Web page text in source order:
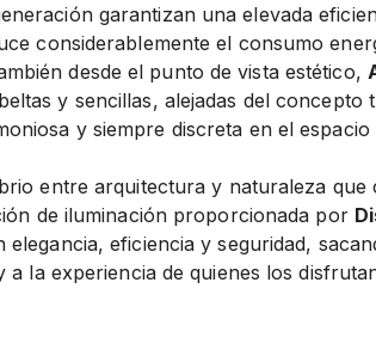
garantizan una elevada
considerablemente el consumo
desde el punto de vista estético,
y sencillas, alejadas del concepto
y siempre discreta en el
entre arquitectura y naturaleza que
de iluminación proporcionada por
eficiencia y seguridad,
a la experiencia de quienes los